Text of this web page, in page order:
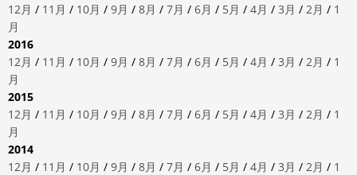
12月 / 11月 / 10月 / 9月 / 8月 / 7月 / 6月 / 5月 / 4月 / 3月 / 2月 / 1
月
2016
12月 / 11月 / 10月 / 9月 / 8月 / 7月 / 6月 / 5月 / 4月 / 3月 / 2月 / 1
月
2015
12月 / 11月 / 10月 / 9月 / 8月 / 7月 / 6月 / 5月 / 4月 / 3月 / 2月 / 1
月
2014
12月 / 11月 / 10月 / 9月 / 8月 / 7月 / 6月 / 5月 / 4月 / 3月 / 2月 / 1